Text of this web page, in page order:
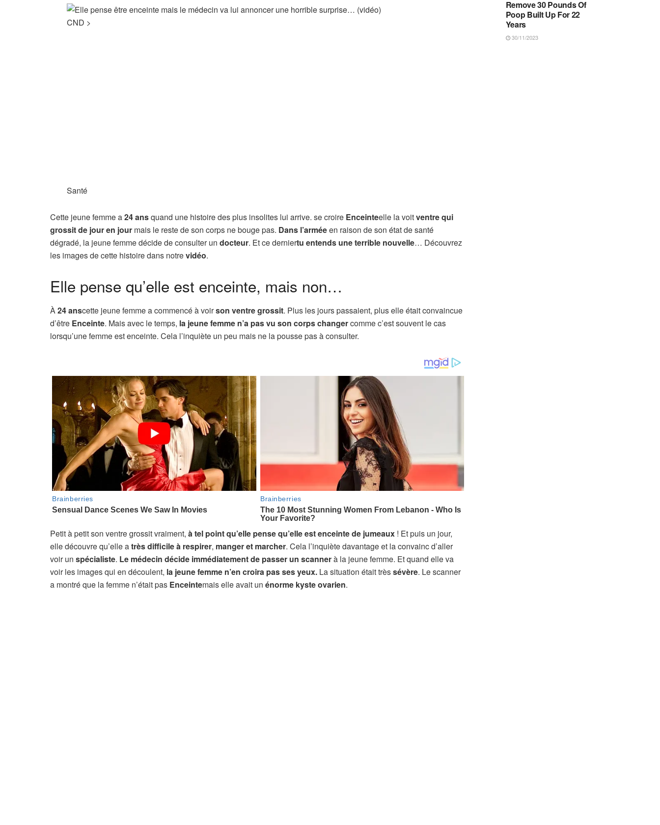
CND >
Santé
Cette jeune femme a24 ansquand une histoire des plus insolites lui arrive. se croire Enceinteelle la voitventre qui
grossit de jour en jour mais le reste de son corps ne bouge pas. Dans l’arméeen raison de son état de santé
dégradé, la jeune femme décide de consulter un docteur. Et ce derniertu entends une terrible nouvelle… Découvrez
les images de cette histoire dans notrevidéo.
Elle pense qu’elle est enceinte, mais non…
À24 anscette jeune femme a commencé à voirson ventre grossit. Plus les jours passaient, plus elle était convaincue
d’être Enceinte. Mais avec le temps, la jeune femme n’a pas vu son corps changercomme c’est souvent le cas
lorsqu’une femme est enceinte. Cela l’inquiète un peu mais ne la pousse pas à consulter.
Petit à petit son ventre grossit vraiment, à tel point qu’elle pense qu’elle est enceinte de jumeaux ! Et puis un jour,
elle découvre qu’elle atrès difficile à respirer, manger et marcher. Cela l’inquiète davantage et la convainc d’aller
voir un spécialiste. Le médecin décide immédiatement de passer un scannerà la jeune femme. Et quand elle va
voir les images qui en découlent, la jeune femme n’en croira pas ses yeux. La situation était trèssévère. Le scanner
a montré que la femme n’était pas Enceintemais elle avait un énorme kyste ovarien.
Remove 30 Pounds Of
Poop Built Up For 22
Years
30/11/2023